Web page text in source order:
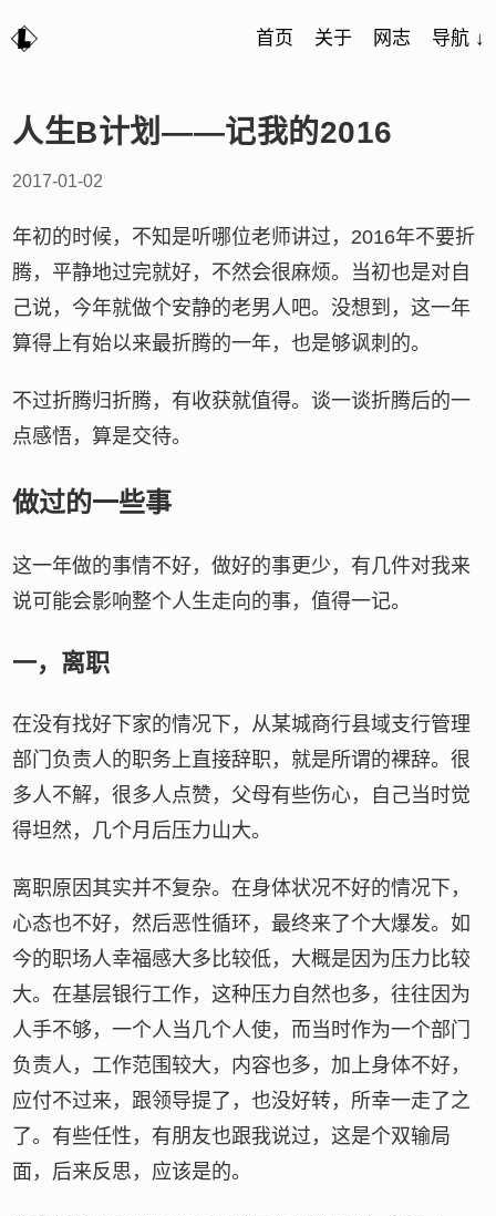
首页 关于 网志 导航 ↓
人生B计划——记我的2016
2017-01-02
年初的时候，不知是听哪位老师讲过，2016年不要折
腾，平静地过完就好，不然会很麻烦。当初也是对自
己说，今年就做个安静的老男人吧。没想到，这一年
算得上有始以来最折腾的一年，也是够讽刺的。
不过折腾归折腾，有收获就值得。谈一谈折腾后的一
点感悟，算是交待。
做过的一些事
这一年做的事情不好，做好的事更少，有几件对我来
说可能会影响整个人生走向的事，值得一记。
一，离职
在没有找好下家的情况下，从某城商行县域支行管理
部门负责人的职务上直接辞职，就是所谓的裸辞。很
多人不解，很多人点赞，父母有些伤心，自己当时觉
得坦然，几个月后压力山大。
离职原因其实并不复杂。在身体状况不好的情况下，
心态也不好，然后恶性循环，最终来了个大爆发。如
今的职场人幸福感大多比较低，大概是因为压力比较
大。在基层银行工作，这种压力自然也多，往往因为
人手不够，一个人当几个人使，而当时作为一个部门
负责人，工作范围较大，内容也多，加上身体不好，
应付不过来，跟领导提了，也没好转，所幸一走了之
了。有些任性，有朋友也跟我说过，这是个双输局
面，后来反思，应该是的。